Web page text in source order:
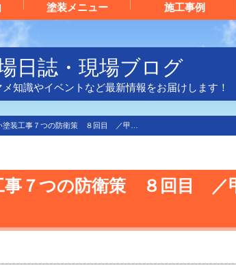
塗装メニュー 施工事例
日誌・現場ブログ
知識やイベントなど最新情報をお届けします！
塗装工事７つの防衛策 ８回目 ／甲…
７つの防衛策 ８回目 ／